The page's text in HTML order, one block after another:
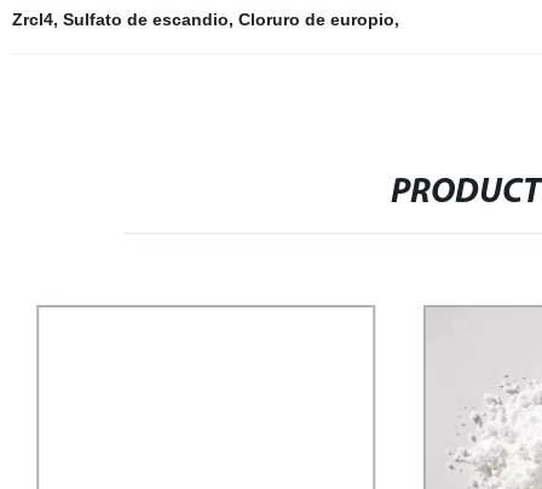
Zrcl4, Sulfato de escandio, Cloruro de europio,